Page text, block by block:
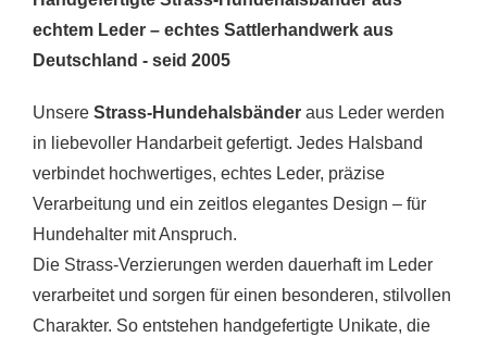
echtem Leder – echtes Sattlerhandwerk aus
Deutschland - seid 2005
Unsere Strass-Hundehalsbänder aus Leder werden
in liebevoller Handarbeit gefertigt. Jedes Halsband
verbindet hochwertiges, echtes Leder, präzise
Verarbeitung und ein zeitlos elegantes Design – für
Hundehalter mit Anspruch.
Die Strass-Verzierungen werden dauerhaft im Leder
verarbeitet und sorgen für einen besonderen, stilvollen
Charakter. So entstehen handgefertigte Unikate, die